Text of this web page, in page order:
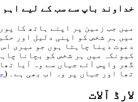
خداوند باپ سے سب کے لیے اہم
میں جب زمین پر اپنے ہاتھ کا
میں ہر شخص کو اپنی دلیل اور
دعوت دینا چاہتا ہوں جو میری
کیونکہ میں ہر شخص کو بچانا
گھر واپس آئے جہاں سے وہ آیا
تھا اور جہاں پر وہ اب بھی ہے۔
(
لارڈ آلات